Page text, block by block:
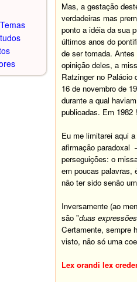
Mas, a gestação
verdadeiras mas
ponto a idéia da sua
últimos anos do
de ser tomada.
opinição deles, a
Ratzinger no Palácio
16 de novembro de
durante a qual
publicadas. Em 1982
Eu me limitarei aqui
afirmação paradoxal
perseguições: o
em poucas palavras,
não ter sido senão
Inversamente (ao
são "duas
Certamente, sempre
visto, não só uma
Lex orandi lex